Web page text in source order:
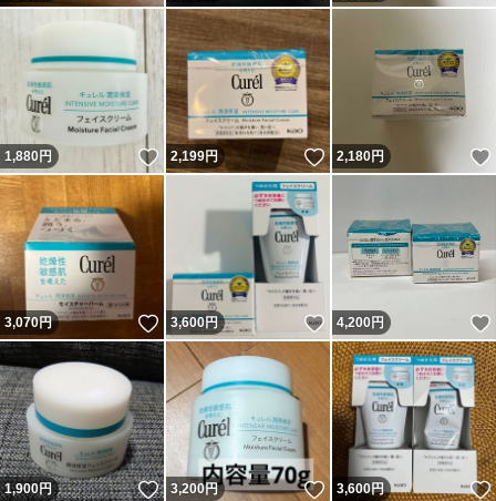
1,880円 いいね！
2,199円 いいね！
2,180円
3,070円 いいね！
3,600円 いいね！
4,200円
1,900円 いいね！
3,200円 いいね！
3,600円